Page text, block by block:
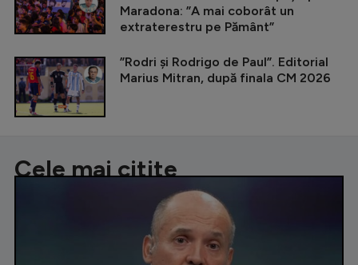
Maradona: ”A mai coborât un
extraterestru pe Pământ”
”Rodri și Rodrigo de Paul”. Editorial
Marius Mitran, după finala CM 2026
Cele mai citite